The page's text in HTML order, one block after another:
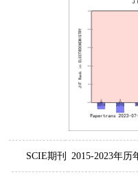
SCIE期刊 2015-2023年历